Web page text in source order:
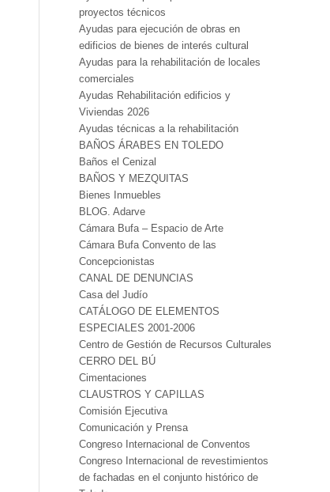
proyectos técnicos
Ayudas para ejecución de obras en
edificios de bienes de interés cultural
Ayudas para la rehabilitación de locales
comerciales
Ayudas Rehabilitación edificios y
Viviendas 2026
Ayudas técnicas a la rehabilitación
BAÑOS ÁRABES EN TOLEDO
Baños el Cenizal
BAÑOS Y MEZQUITAS
Bienes Inmuebles
BLOG. Adarve
Cámara Bufa – Espacio de Arte
Cámara Bufa Convento de las
Concepcionistas
CANAL DE DENUNCIAS
Casa del Judío
CATÁLOGO DE ELEMENTOS
ESPECIALES 2001-2006
Centro de Gestión de Recursos Culturales
CERRO DEL BÚ
Cimentaciones
CLAUSTROS Y CAPILLAS
Comisión Ejecutiva
Comunicación y Prensa
Congreso Internacional de Conventos
Congreso Internacional de revestimientos
de fachadas en el conjunto histórico de